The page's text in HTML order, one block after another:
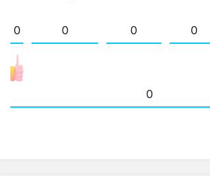
0 0 0 0
0